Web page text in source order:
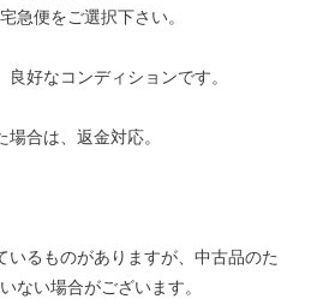
急便をご選択下さい。
好なコンディションです。
合は、返金対応。
いるものがありますが、中古品のた
ない場合がございます。